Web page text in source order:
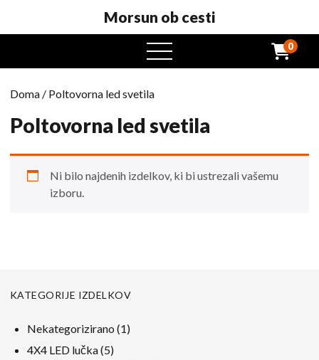
Morsun ob cesti
odprt
meni
0
Doma / Poltovorna led svetila
Poltovorna led svetila
Ni bilo najdenih izdelkov, ki bi ustrezali vašemu
izboru.
KATEGORIJE IZDELKOV
Nekategorizirano 11
4X4 LED lučka 55